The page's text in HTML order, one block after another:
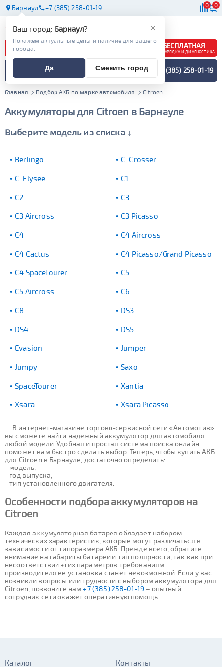
Барнаул +7 (385) 258-01-19 0 0
АКБ
БЕСПЛАТНАЯ
ЗАРЯДКА И ДИАГНОСТИКА
ПОДБОР АККУМУЛЯТОРА
СПЕЦИАЛИСТОМ +7 (385) 258-01-19
Главная Подбор АКБ по марке автомобиля Citroen
Аккумуляторы для Citroen в Барнауле
Выберите модель из списка ↓
Berlingo C-Crosser
C-Elysee C1
C2 C3
C3 Aircross C3 Picasso
C4 C4 Aircross
C4 Cactus C4 Picasso/Grand Picasso
C4 SpaceTourer C5
C5 Aircross C6
C8 DS3
DS4 DS5
Evasion Jumper
Jumpy Saxo
SpaceTourer Xantia
Xsara Xsara Picasso
В интернет-магазине торгово-сервисной сети «Автомотив»
вы сможете найти надежный аккумулятор для автомобиля
любой модели. Удобная и простая система поиска онлайн
поможет вам быстро сделать выбор. Теперь, чтобы купить АКБ
для Citroen в Барнауле, достаточно определить:
- модель;
- год выпуска;
- тип установленного двигателя.
Особенности подбора аккумуляторов на
Citroen
Каждая аккумуляторная батарея обладает набором
технических характеристик, которые могут различаться в
зависимости от типоразмера АКБ. Прежде всего, обратите
внимание на габариты батареи и тип полярности, так как при
несоответствии этих параметров требованиям
производителя ее установка станет невозможной. Если у вас
возникли вопросы или трудности с выбором аккумулятора для
Citroen, позвоните нам+7 (385) 258-01-19 – опытный
сотрудник сети окажет оперативную помощь.
×
Ваш город: Барнаул?
Покажем актуальные цены и наличие для вашего
города.
Да Сменить город
Каталог Контакты